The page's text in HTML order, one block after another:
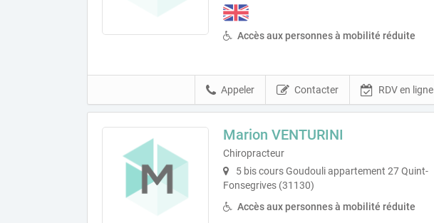
Accès aux personnes à mobilité réduite
RDV en ligne
Contacter
Appeler
Marion VENTURINI
Chiropracteur
5 bis cours Goudouli appartement 27 Quint-
Fonsegrives (31130)
Accès aux personnes à mobilité réduite